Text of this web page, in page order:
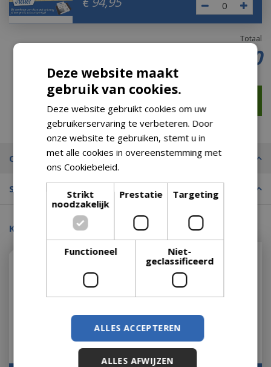
Totaal
00
Omschrijving
Specificaties
Kijk ook eens naar:
Deze website maakt
gebruik van cookies.
Deze website gebruikt cookies om uw
gebruikerservaring te verbeteren. Door
onze website te gebruiken, stemt u in
met alle cookies in overeenstemming met
ons Cookiebeleid.
Strikt
noodzakelijk
Prestatie Targeting
Functioneel
Niet-
geclassificeerd
ALLES ACCEPTEREN
ALLES AFWIJZEN